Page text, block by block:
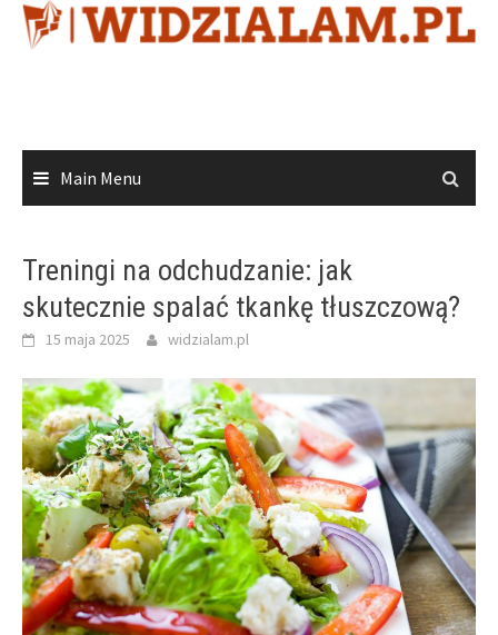
Skip
Main Menu
Treningi na odchudzanie: jak
skutecznie spalać tkankę tłuszczową?
15 maja 2025 widzialam.pl